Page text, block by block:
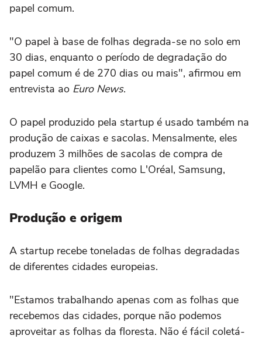
papel comum.
"O papel à base de folhas degrada-se no solo em
30 dias, enquanto o período de degradação do
papel comum é de 270 dias ou mais", afirmou em
entrevista ao Euro News.
O papel produzido pela startup é usado também na
produção de caixas e sacolas. Mensalmente, eles
produzem 3 milhões de sacolas de compra de
papelão para clientes como L'Oréal, Samsung,
LVMH e Google.
Produção e origem
A startup recebe toneladas de folhas degradadas
de diferentes cidades europeias.
"Estamos trabalhando apenas com as folhas que
recebemos das cidades, porque não podemos
aproveitar as folhas da floresta. Não é fácil coletá-